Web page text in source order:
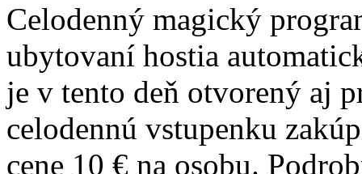
Celodenný magický
ubytovaní hostia
je v tento deň otvorený aj
celodennú vstupenku
cene 10 € na osobu.